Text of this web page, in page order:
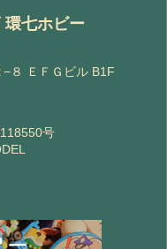
環七ホビー
８ ＥＦＧビル B1F
号